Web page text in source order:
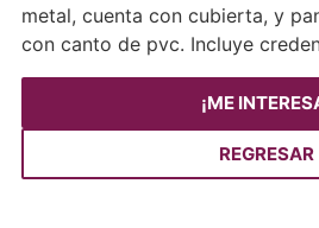
metal, cuenta con cubierta, y
con canto de pvc. Incluye
¡ME
REGRESAR